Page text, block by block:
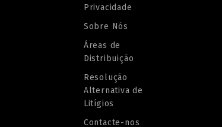
Privacidade
Sobre Nós
Áreas de
Distribuição
Resolução
Alternativa de
Litígios
Contacte-nos